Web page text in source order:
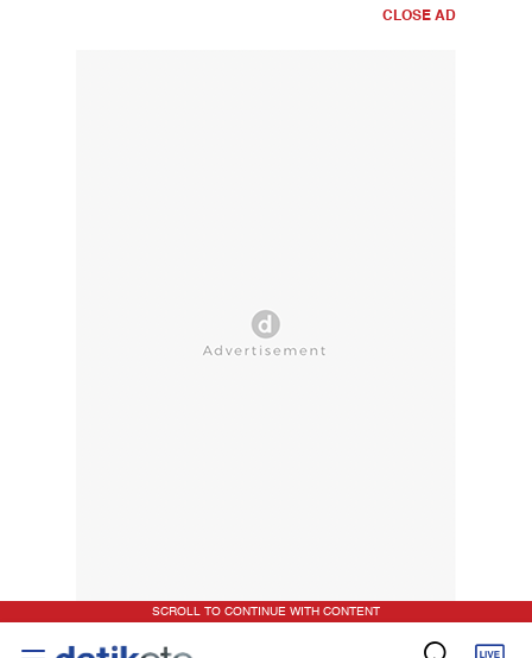
CLOSE AD
SCROLL TO CONTINUE WITH CONTENT